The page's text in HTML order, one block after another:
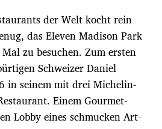
der Welt kocht rein
das Eleven Madison Park
zu besuchen. Zum ersten
Schweizer Daniel
in seinem mit drei Michelin-
Einem Gourmet-
Lobby eines schmucken Art-